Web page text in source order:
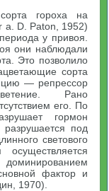
гороха на
a. D. Paton, 1952)
у привоя.
они наблюдали
Это позволило
сорта
— репрессор
Рано
его. По
гормон
разрушается под
светового
фактор и
1970).